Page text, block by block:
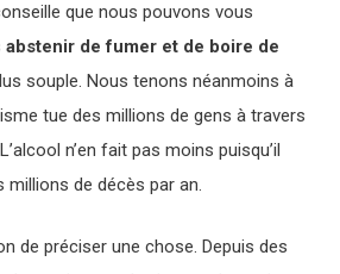
que nous pouvons vous
abstenir de fumer et de boire de
souple. Nous tenons néanmoins à
tue des millions de gens à travers
n’en fait pas moins puisqu’il
millions de décès par an.
de préciser une chose. Depuis des